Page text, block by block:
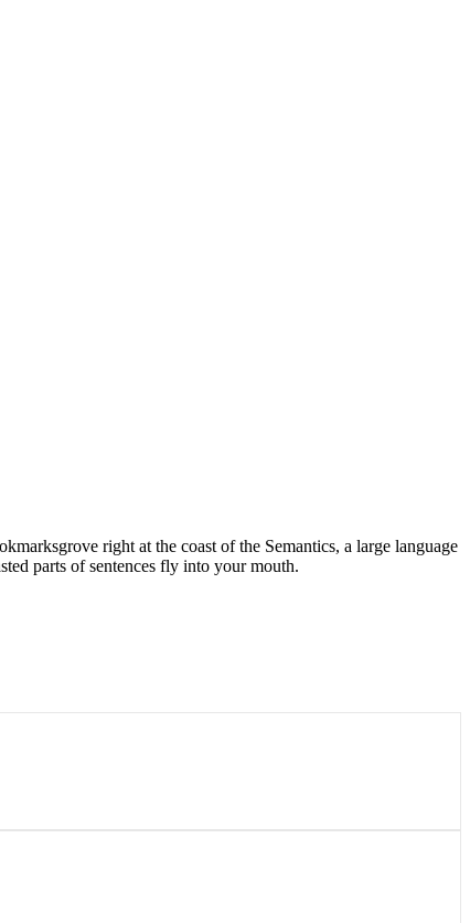
right at the coast of the Semantics, a large language
parts of sentences fly into your mouth.